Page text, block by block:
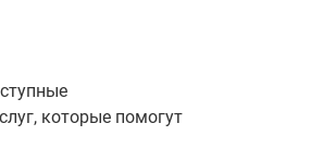
которые помогут